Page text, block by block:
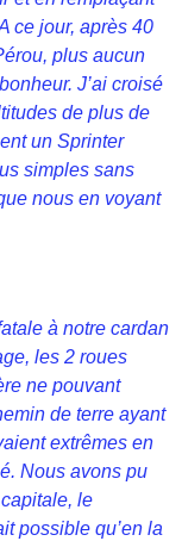
ce jour, après 40
plus aucun
J’ai croisé
de plus de
un Sprinter
simples sans
nous en voyant
à notre cardan
les 2 roues
ne pouvant
de terre ayant
extrêmes en
Nous avons pu
le
possible qu’en la